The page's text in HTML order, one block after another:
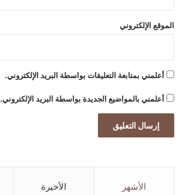
الموقع الإلكتروني
أعلمني بمتابعة التعليقات بواسطة البريد الإلكتروني.
أعلمني بالمواضيع الجديدة بواسطة البريد الإلكتروني.
الأشهر الأخيرة